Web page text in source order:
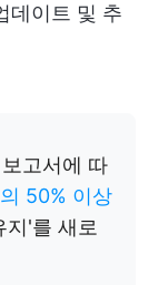
데이트 및 추
고서에 따
의 50% 이상
지'를 새로